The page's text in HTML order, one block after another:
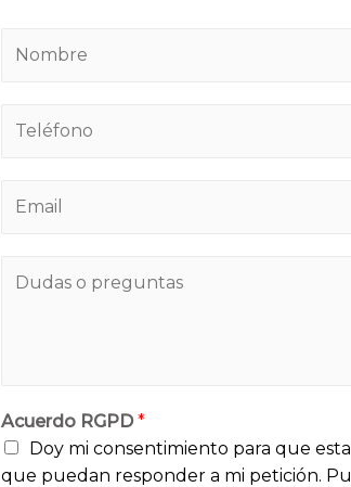
Acuerdo RGPD*
Doy mi consentimiento para que
que puedan responder a mi petición.